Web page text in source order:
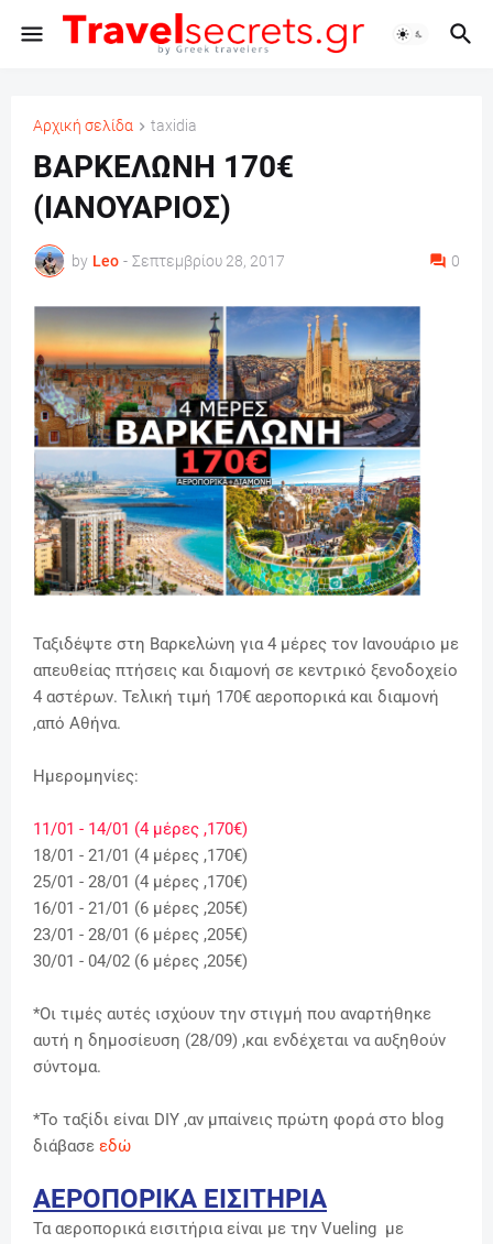
Αρχική σελίδα taxidia
ΒΑΡΚΕΛΩΝΗ 170€
(ΙΑΝΟΥΑΡΙΟΣ)
by Leo - Σεπτεμβρίου 28, 2017 0
Ταξιδέψτε στη Βαρκελώνη για 4 μέρες τον Ιανουάριο με
απευθείας πτήσεις και διαμονή σε κεντρικό ξενοδοχείο
4 αστέρων. Τελική τιμή 170€ αεροπορικά και διαμονή
,από Αθήνα.
Ημερομηνίες:
11/01 - 14/01 (4 μέρες ,170€)
18/01 - 21/01 (4 μέρες ,170€)
25/01 - 28/01 (4 μέρες ,170€)
16/01 - 21/01 (6 μέρες ,205€)
23/01 - 28/01 (6 μέρες ,205€)
30/01 - 04/02 (6 μέρες ,205€)
*Οι τιμές αυτές ισχύουν την στιγμή που αναρτήθηκε
αυτή η δημοσίευση (28/09) ,και ενδέχεται να αυξηθούν
σύντομα.
*Το ταξίδι είναι DIY ,αν μπαίνεις πρώτη φορά στο blog
διάβασε εδώ
ΑΕΡΟΠΟΡΙΚΑ ΕΙΣΙΤΗΡΙΑ
Τα αεροπορικά εισιτήρια είναι με την Vueling με